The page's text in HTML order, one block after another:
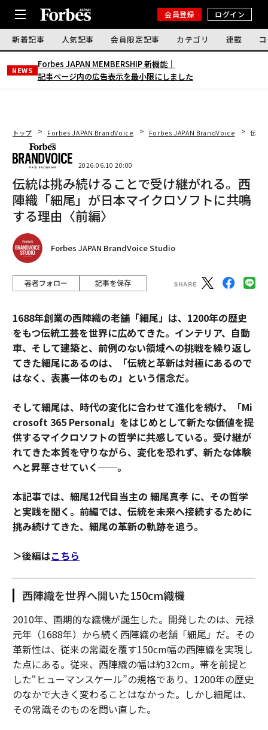
会員登録 ログイン
新着記事 人気記事 会員限定記事 カテゴリ 連載
NEWS
Forbes JAPAN MEMBERSHIP 新機能｜
記事ページ内の広告表示を最小限にしました
トップ Forbes JAPAN BrandVoice Forbes JAPAN BrandVoice 伝統
2026.06.10 20:00
伝統は挑み続けることで受け継がれる。西
陣織「細尾」が日本マイクロソフトに共鳴
する理由〈前編〉
Forbes JAPAN BrandVoice Studio
著者フォロー 記事を保存
1688年創業の西陣織の老舗「細尾」は、1200年の歴史
をもつ伝統工芸を世界に広めてきた。インテリア、自動
車、そして建築と、前例のない領域への挑戦を繰り返し
てきた細尾にあるのは、「伝統と革新は対極にあるので
はなく、表裏一体のもの」という信念だ。
そして細尾は、時代の変化に合わせて進化を続け、「Mi
crosoft 365 Personal」をはじめとして新たな価値を提
供するマイクロソフトの哲学に共感している。受け継が
れてきた本質を守りながら、変化を恐れず、新たな体験
へと昇華させていく──。
本記事では、細尾12代目当主の 細尾真孝 に、その哲学
と実践を聞く。前編では、伝統を未来へ接続するために
挑み続けてきた、細尾の革新の軌跡を追う。
＞後編はこちら
西陣織を世界へ開いた150cm織機
2010年、画期的な織機が誕生した。開発したのは、元禄
元年（1688年）から続く西陣織の老舗「細尾」だ。その
革新性は、従来の常識を覆す150cm幅の西陣織を実現し
た点にある。従来、西陣織の幅は約32cm。帯を前提と
した“ヒューマンスケール”の規格であり、1200年の歴史
のなかで大きく変わることはなかった。しかし細尾は、
その常識そのものを問い直した。